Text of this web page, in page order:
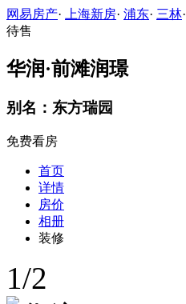
网易房产· 上海新房· 浦东· 三林·
待售
华润·前滩润璟
别名：东方瑞园
免费看房
首页
详情
房价
相册
装修
1/2